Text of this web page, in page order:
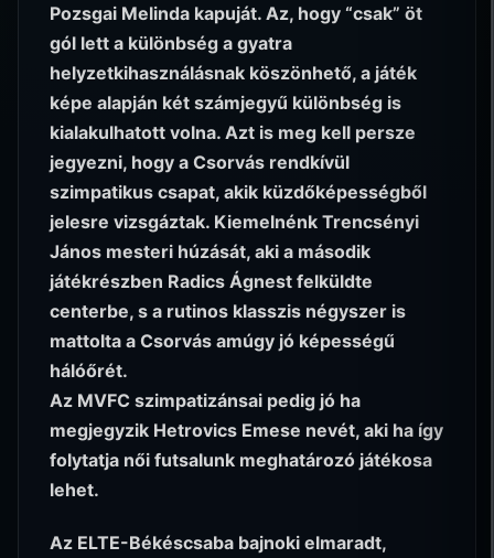
Pozsgai Melinda kapuját. Az, hogy “csak” öt
gól lett a különbség a gyatra
helyzetkihasználásnak köszönhető, a játék
képe alapján két számjegyű különbség is
kialakulhatott volna. Azt is meg kell persze
jegyezni, hogy a Csorvás rendkívül
szimpatikus csapat, akik küzdőképességből
jelesre vizsgáztak. Kiemelnénk Trencsényi
János mesteri húzását, aki a második
játékrészben Radics Ágnest felküldte
centerbe, s a rutinos klasszis négyszer is
mattolta a Csorvás amúgy jó képességű
hálóőrét.
Az MVFC szimpatizánsai pedig jó ha
megjegyzik Hetrovics Emese nevét, aki ha így
folytatja női futsalunk meghatározó játékosa
lehet.
Az ELTE-Békéscsaba bajnoki elmaradt,